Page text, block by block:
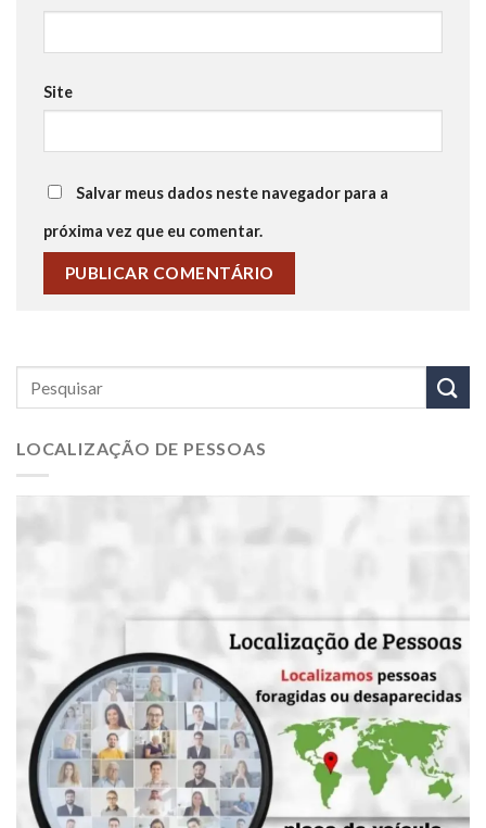
Site
Salvar meus dados neste navegador para a
próxima vez que eu comentar.
LOCALIZAÇÃO DE PESSOAS